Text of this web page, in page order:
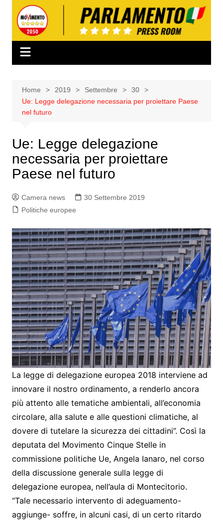
contenuto
Home 2019 Settembre
30
Ue: Legge delegazione necessaria per proiettare Paese
nel futuro
Ue: Legge delegazione
necessaria per proiettare
Paese nel futuro
Camera news
30 Settembre 2019
Politiche europee
La legge di delegazione europea 2018 interviene ad
innovare il nostro ordinamento, a renderlo ancora
più attento alle tematiche ambientali, all’economia
circolare, alla salute e alle questioni climatiche, al
dovere di tutelare la sicurezza dei cittadini”. Così la
deputata del Movimento Cinque Stelle in
commissione politiche Ue, Angela Ianaro, nel corso
della discussione generale sulla legge di
delegazione europea, nell’aula di Montecitorio.
“Tale necessario intervento di adeguamento-
aggiunge- soffre, in alcuni casi, di un certo ritardo